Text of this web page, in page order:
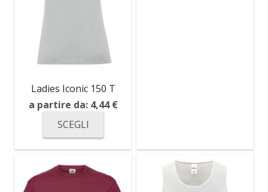
Ladies Iconic 150 T
a partire da: 4,44€
SCEGLI